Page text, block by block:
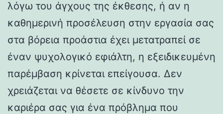
λόγω του άγχους της έκθεσης, ή αν η
καθημερινή προσέλευση στην εργασία σας
στα βόρεια προάστια έχει μετατραπεί σε
έναν ψυχολογικό εφιάλτη, η εξειδικευμένη
παρέμβαση κρίνεται επείγουσα. Δεν
χρειάζεται να θέσετε σε κίνδυνο την
καριέρα σας για ένα πρόβλημα που